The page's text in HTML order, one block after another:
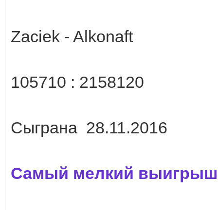
Zaciek - Alkonaft
105710 : 2158120
Сыграна 28.11.2016
Самый мелкий выигрыш